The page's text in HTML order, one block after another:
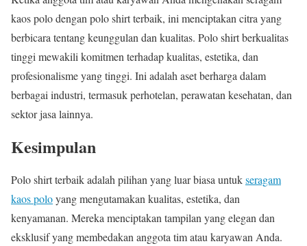
kaos polo dengan polo shirt terbaik, ini menciptakan citra yang
berbicara tentang keunggulan dan kualitas. Polo shirt berkualitas
tinggi mewakili komitmen terhadap kualitas, estetika, dan
profesionalisme yang tinggi. Ini adalah aset berharga dalam
berbagai industri, termasuk perhotelan, perawatan kesehatan, dan
sektor jasa lainnya.
Kesimpulan
Polo shirt terbaik adalah pilihan yang luar biasa untukseragam
kaos poloyang mengutamakan kualitas, estetika, dan
kenyamanan. Mereka menciptakan tampilan yang elegan dan
eksklusif yang membedakan anggota tim atau karyawan Anda.